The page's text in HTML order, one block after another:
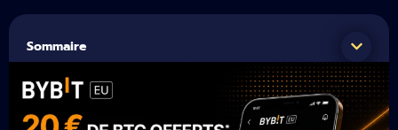
Sommaire